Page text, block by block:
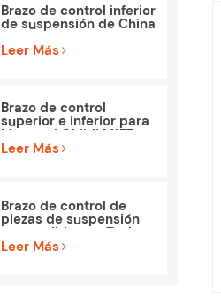
Brazo de control inferior
de suspensión de China
para Mercedes Benz
W212 S212
Leer Más
Brazo de control
superior e inferior para
Maserati Ghibli M157
Piezas
Leer Más
Brazo de control de
piezas de suspensión
compatible con Tesla
Model 3
Leer Más